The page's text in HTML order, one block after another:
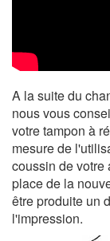
A la suite du
nous vous
votre tampon à
mesure de
coussin de votre
place de la
être produite un
l'impression.